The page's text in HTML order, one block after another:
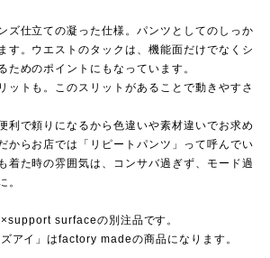
ズ仕立ての凝った仕様。パンツとしてのしっか
す。ウエストのタックは、機能面だけでなくシ
ためのポイントにもなっています。
ットも。このスリットがあることで動きやすさ
利で頼りになるから色違いや素材違いでお求め
からお店では「リピートパンツ」って呼んでい
着た時の雰囲気は、コンサバ過ぎず、モード過
。
surfaceの別注品です。
アイ」はfactory madeの商品になります。